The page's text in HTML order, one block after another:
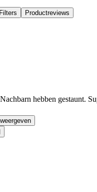
Filters Productreviews
hebben gestaunt.